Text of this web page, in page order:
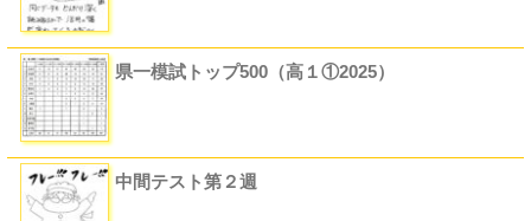
県一模試トップ500（高１①2025）
中間テスト第２週